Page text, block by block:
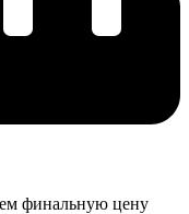
финальную цену